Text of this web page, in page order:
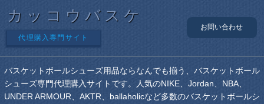
カッコウバスケ
代理購入専門サイト
お問い合わせ
バスケットボールシューズ用品ならなんでも揃う、バスケットボール
シューズ専門代理購入サイトです。人気のNIKE、Jordan、NBA、
UNDER ARMOUR、AKTR、ballaholicなど多数のバスケットボールシ